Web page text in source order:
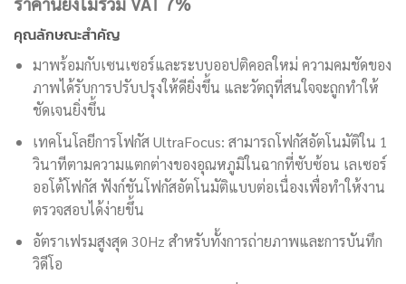
คุณลักษณะสำคัญ
มาพร้อมกับเซนเซอร์และระบบออปติคอลใหม่ ความคมชัดของ
ภาพได้รับการปรับปรุงให้ดียิ่งขึ้น และวัตถุที่สนใจจะถูกทำให้
ชัดเจนยิ่งขึ้น
เทคโนโลยีการโฟกัส UltraFocus: สามารถโฟกัสอัตโนมัติใน 1
วินาทีตามความแตกต่างของอุณหภูมิในฉากที่ซับซ้อน เลเซอร์
ออโต้โฟกัส ฟังก์ชันโฟกัสอัตโนมัติแบบต่อเนื่องเพื่อทำให้งาน
ตรวจสอบได้ง่ายขึ้น
อัตราเฟรมสูงสุด 30Hz สำหรับทั้งการถ่ายภาพและการบันทึก
วิดีโอ